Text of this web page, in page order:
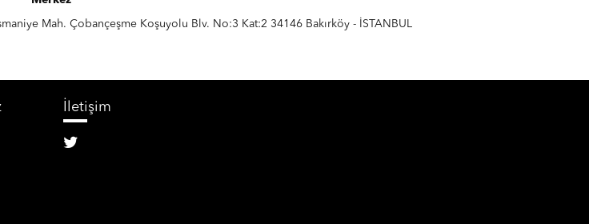
Mah. Çobançeşme Koşuyolu Blv. No:3 Kat:2 34146 Bakırköy - İSTANBUL
İletişim